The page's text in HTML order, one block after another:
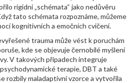
rigidní „schémata“ jako nedůvěru
tato schémata rozpoznáme, můžeme
kognitivních a emočních cvičení.
trauma může vést kporuchám
kde se objevuje černobílé myšlení
. V takových případech integruje
terapie, DBT a také
rozbily maladaptivní vzorce a vytvořila